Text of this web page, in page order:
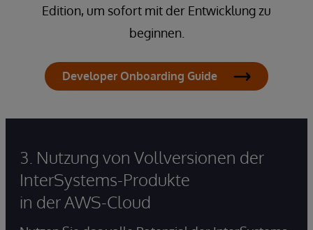
Edition, um sofort mit der Entwicklung zu
beginnen.
Developer Onboarding Guide
3. Nutzung von Vollversionen der
InterSystems-Produkte
in der AWS-Cloud